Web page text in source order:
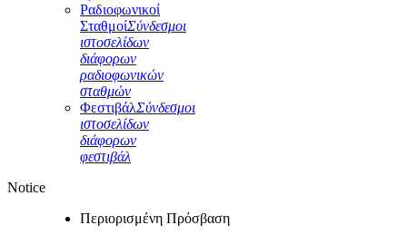
Ραδιοφωνικοί
ΣταθμοίΣύνδεσμοι
ιστοσελίδων
διάφορων
ραδιοφωνικών
σταθμών
ΦεστιβάλΣύνδεσμοι
ιστοσελίδων
διάφορων
φεστιβάλ
Notice
Περιορισμένη Πρόσβαση